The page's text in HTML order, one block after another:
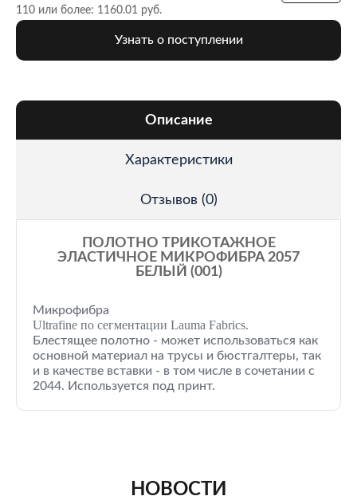
110 или более: 1160.01 руб.
Узнать о поступлении
Описание
Характеристики
Отзывов (0)
ПОЛОТНО ТРИКОТАЖНОЕ
ЭЛАСТИЧНОЕ МИКРОФИБРА 2057
БЕЛЫЙ (001)
Микрофибра
Ultrafine по сегментации Lauma Fabrics.
Блестящее полотно - может использоваться как
основной материал на трусы и бюстгалтеры, так
и в качестве вставки - в том числе в сочетании с
2044. Используется под принт.
НОВОСТИ